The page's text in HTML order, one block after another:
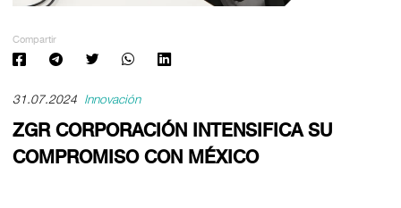
Compartir
31.07.2024 Innovación
ZGR CORPORACIÓN INTENSIFICA SU
COMPROMISO CON MÉXICO